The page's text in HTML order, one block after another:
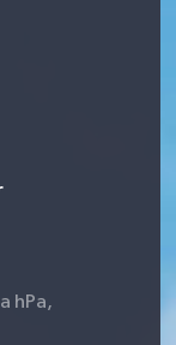
hPa,